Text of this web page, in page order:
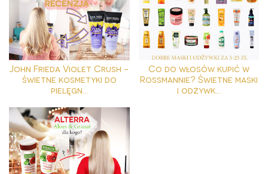
John Frieda Violet Crush -
świetne kosmetyki do
pielęgn...
Co do włosów kupić w
Rossmannie? Świetne maski
i odżywk...